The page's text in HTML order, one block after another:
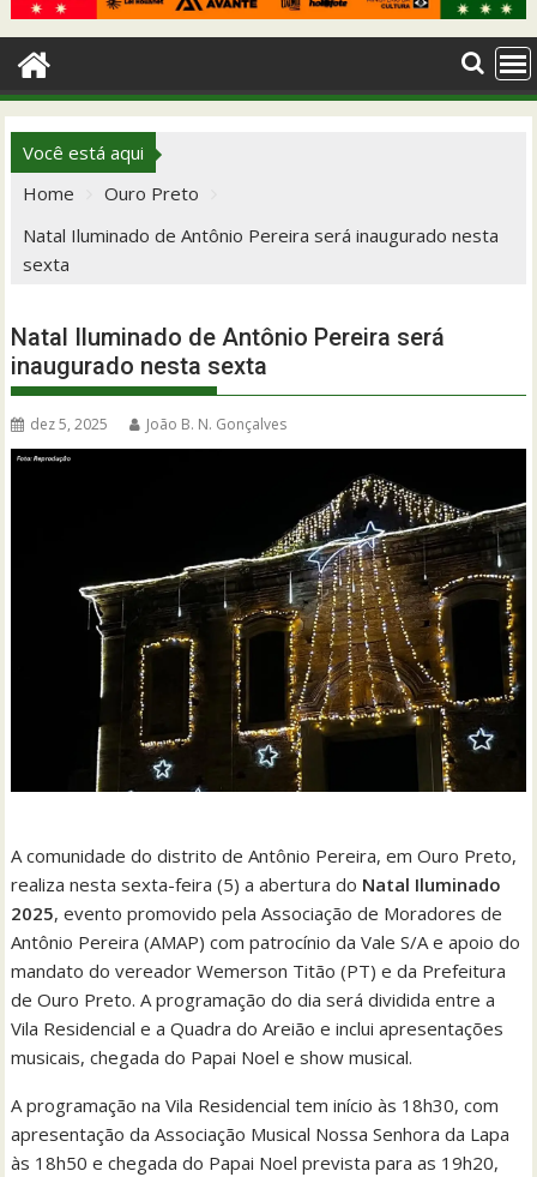
Você está aqui
Home
Ouro Preto
Natal Iluminado de Antônio Pereira será inaugurado nesta
sexta
Natal Iluminado de Antônio Pereira será
inaugurado nesta sexta
dez 5, 2025 João B. N. Gonçalves
A comunidade do distrito de Antônio Pereira, em Ouro Preto,
realiza nesta sexta-feira (5) a abertura do Natal Iluminado
2025, evento promovido pela Associação de Moradores de
Antônio Pereira (AMAP) com patrocínio da Vale S/A e apoio do
mandato do vereador Wemerson Titão (PT) e da Prefeitura
de Ouro Preto. A programação do dia será dividida entre a
Vila Residencial e a Quadra do Areião e inclui apresentações
musicais, chegada do Papai Noel e show musical.
A programação na Vila Residencial tem início às 18h30, com
apresentação da Associação Musical Nossa Senhora da Lapa
às 18h50 e chegada do Papai Noel prevista para as 19h20,